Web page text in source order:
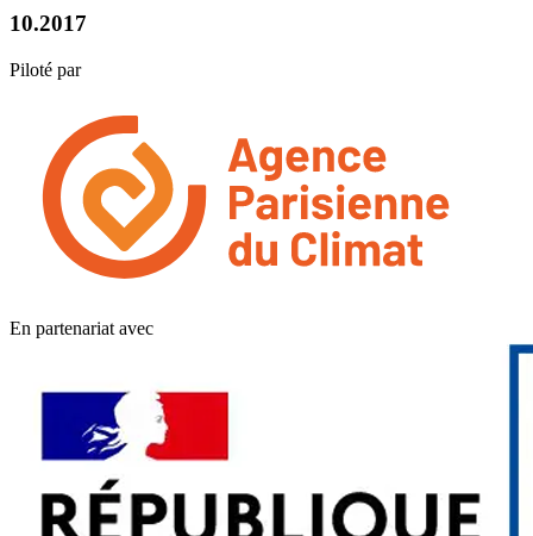
10.2017
Piloté par
En partenariat avec